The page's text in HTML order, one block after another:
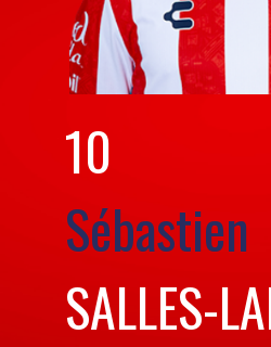
10
Sébastien
SALLES-